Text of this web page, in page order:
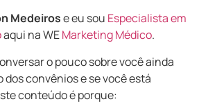
Medeirose eu sou Especialista em
aqui na WEMarketing Médico.
o pouco sobre você ainda
convênios e se você está
conteúdo é porque: